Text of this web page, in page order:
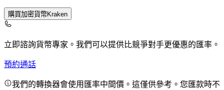
購買加密貨幣Kraken
立即諮詢貨幣專家。 我們可以提供比競爭對手更優惠的匯率。
預約通話
我們的轉換器會使用匯率中間價。這僅供參考。您匯款時不